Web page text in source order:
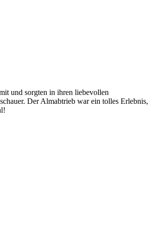
und sorgten in ihren liebevollen
Der Almabtrieb war ein tolles Erlebnis,